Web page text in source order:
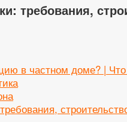
требования,
в частном доме? |